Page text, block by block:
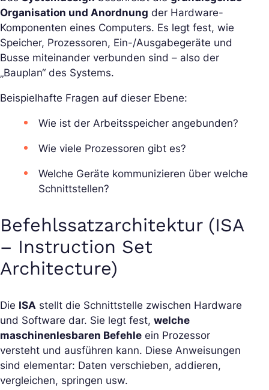
Organisation und Anordnung der Hardware-
Komponenten eines Computers. Es legt fest, wie
Speicher, Prozessoren, Ein-/Ausgabegeräte und
Busse miteinander verbunden sind – also der
„Bauplan“ des Systems.
Beispielhafte Fragen auf dieser Ebene:
Wie ist der Arbeitsspeicher angebunden?
Wie viele Prozessoren gibt es?
Welche Geräte kommunizieren über welche
Schnittstellen?
Befehlssatzarchitektur (ISA
– Instruction Set
Architecture)
Die ISA stellt die Schnittstelle zwischen Hardware
und Software dar. Sie legt fest, welche
maschinenlesbaren Befehle ein Prozessor
versteht und ausführen kann. Diese Anweisungen
sind elementar: Daten verschieben, addieren,
vergleichen, springen usw.